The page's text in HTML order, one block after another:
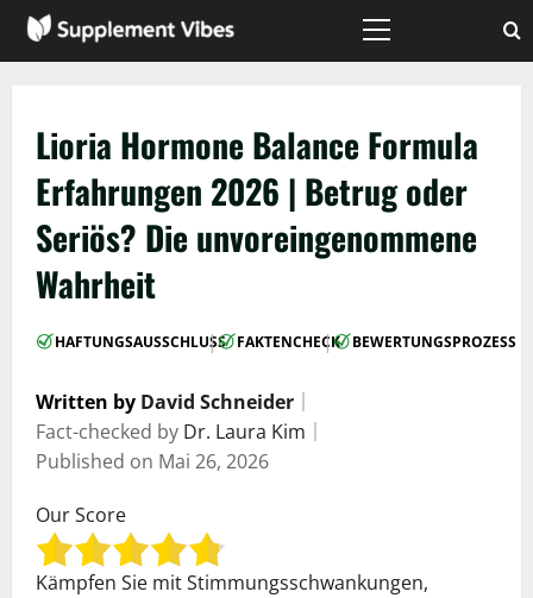
Zum
Inhalt
Hauptmenü
Lioria Hormone Balance Formula
Erfahrungen 2026 | Betrug oder
Seriös? Die unvoreingenommene
Wahrheit
HAFTUNGSAUSSCHLUSS
| FAKTENCHECK
| BEWERTUNGSPROZESS
Written by David Schneider
Fact-checked by Dr. Laura Kim
Published on Mai 26, 2026
Our Score
Kämpfen Sie mit Stimmungsschwankungen,